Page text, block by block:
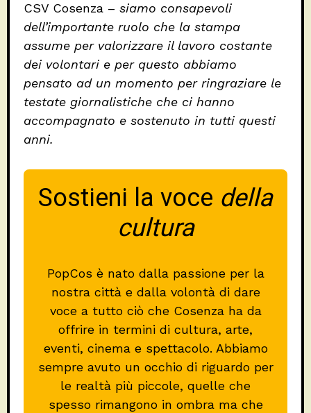
CSV Cosenza – siamo consapevoli
dell’importante ruolo che la stampa
assume per valorizzare il lavoro costante
dei volontari e per questo abbiamo
pensato ad un momento per ringraziare le
testate giornalistiche che ci hanno
accompagnato e sostenuto in tutti questi
anni.
Sostieni la voce della
cultura
PopCos è nato dalla passione per la
nostra città e dalla volontà di dare
voce a tutto ciò che Cosenza ha da
offrire in termini di cultura, arte,
eventi, cinema e spettacolo. Abbiamo
sempre avuto un occhio di riguardo per
le realtà più piccole, quelle che
spesso rimangono in ombra ma che